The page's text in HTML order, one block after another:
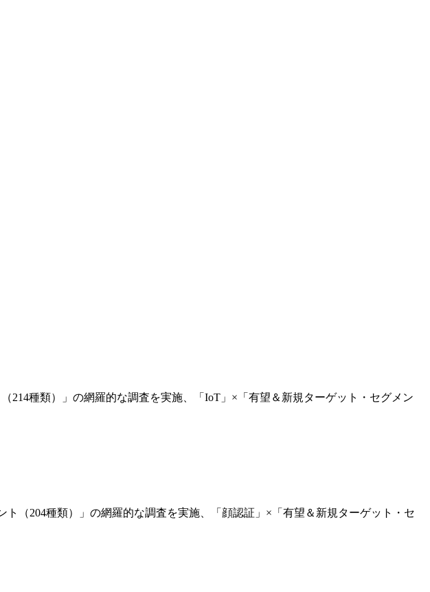
214種類）」の網羅的な調査を実施、「IoT」×「有望＆新規ターゲット・セグメン
（204種類）」の網羅的な調査を実施、「顔認証」×「有望＆新規ターゲット・セ